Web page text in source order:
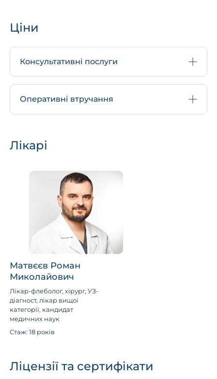
Ціни
Консультативні послуги
Оперативні втручання
Лікарі
Матвєєв Роман
Миколайович
Лікар-флеболог, хірург, УЗ-
діагност, лікар вищої
категорії, кандидат
медичних наук
Стаж: 18 років
Ліцензії та сертифікати